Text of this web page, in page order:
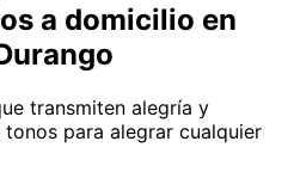
a domicilio en
transmiten alegría y
para alegrar cualquier